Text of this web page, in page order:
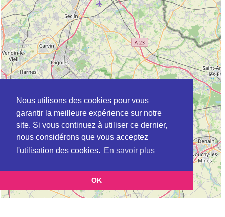
Nous utilisons des cookies pour vous
garantir la meilleure expérience sur notre
site. Si vous continuez à utiliser ce dernier,
nous considérons que vous acceptez
l'utilisation des cookies. En savoir plus
OK